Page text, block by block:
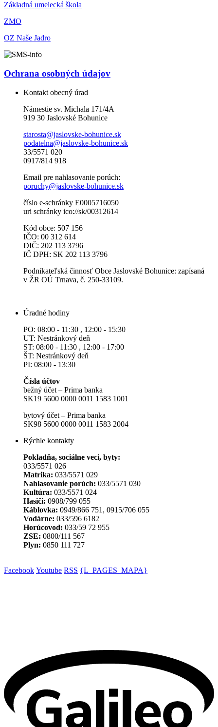
Základná umelecká škola
ZMO
OZ Naše Jadro
Ochrana osobných údajov
Kontakt obecný úrad
Námestie sv. Michala 171/4A
919 30 Jaslovské Bohunice
starosta@jaslovske-bohunice.sk
podatelna@jaslovske-bohunice.sk
33/5571 020
0917/814 918
Email pre nahlasovanie porúch:
poruchy@jaslovske-bohunice.sk
číslo e-schránky E0005716050
uri schránky ico://sk/00312614
Kód obce: 507 156
IČO: 00 312 614
DIČ: 202 113 3796
IČ DPH: SK 202 113 3796
Podnikateľská činnosť Obce Jaslovské Bohunice: zapísaná
v ŽR OÚ Trnava, č. 250-33109.
Úradné hodiny
PO: 08:00 - 11:30 , 12:00 - 15:30
UT: Nestránkový deň
ST: 08:00 - 11:30 , 12:00 - 17:00
ŠT: Nestránkový deň
PI: 08:00 - 13:30
Čísla účtov
bežný účet – Prima banka
SK19 5600 0000 0011 1583 1001
bytový účet – Prima banka
SK98 5600 0000 0011 1583 2004
Rýchle kontakty
Pokladňa, sociálne veci, byty:
033/5571 026
Matrika: 033/5571 029
Nahlasovanie porúch: 033/5571 030
Kultúra: 033/5571 024
Hasiči: 0908/799 055
Káblovka: 0949/866 751, 0915/706 055
Vodárne: 033/596 6182
Horúcovod: 033/59 72 955
ZSE: 0800/111 567
Plyn: 0850 111 727
Facebook Youtube RSS {L_PAGES_MAPA}